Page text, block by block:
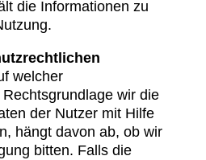
die Informationen zu
welcher
wir die
der Nutzer mit Hilfe
hängt davon ab, ob wir
bitten. Falls die